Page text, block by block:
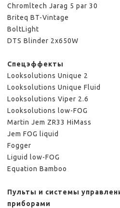
Chromltech Jarag 5 par 30
Briteq BT-Vintage
BoltLight
DTS Blinder 2x650W
Спецэффекты
Looksolutions Unique 2
Looksolutions Unique Fluid
Looksolutions Viper 2.6
Looksolutions low-FOG
Martin Jem ZR33 HiMass
Jem FOG liquid
Fogger
Liguid low-FOG
Equation Bamboo
Пульты и системы
приборами